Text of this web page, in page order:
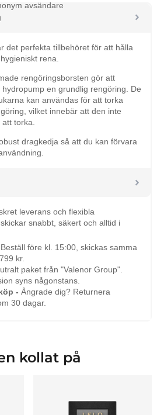
avsändare
det perfekta tillbehöret för att hålla
rena.
rengöringsborsten gör att
en grundlig rengöring. De
kan användas för att torka
vilket innebär att den inte
torka.
dragkedja så att du kan förvara
leverans och flexibla
snabbt, säkert och alltid i
Beställ före kl. 15:00, skickas samma
kr.
paket från "Valenor Group".
syns någonstans.
- Ångrade dig? Returnera
30 dagar.
kollat på